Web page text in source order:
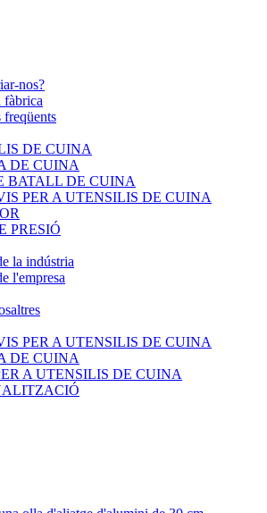
nos?
fàbrica
freqüents
DE CUINA
DE CUINA
BATALL DE CUINA
PER A UTENSILIS DE CUINA
PRESIÓ
la indústria
l'empresa
PER A UTENSILIS DE CUINA
DE CUINA
A UTENSILIS DE CUINA